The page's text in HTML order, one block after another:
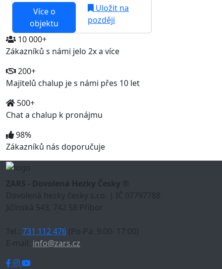
Více o
objektu
Uložit na
později
10 000+
Zákazníků s námi jelo 2x a více
200+
Majitelů chalup je s námi přes 10 let
500+
Chat a chalup k pronájmu
98%
Zákazníků nás doporučuje
ZARS - Dovolená Hezky Česky ®
Dovolená hezky česky s.r.o. | IČ 07797788
Jičínská 543, 742 58 Příbor
Tel.: 731 112 476 (Po-Pá: 9:00- 17:00)
E-mail: info@zars.cz